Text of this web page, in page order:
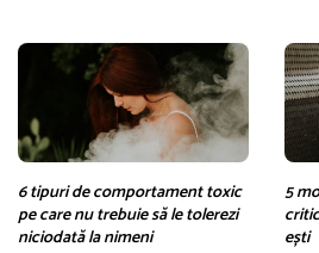
6 tipuri de comportament toxic
pe care nu trebuie să le tolerezi
niciodată la nimeni
5
ești